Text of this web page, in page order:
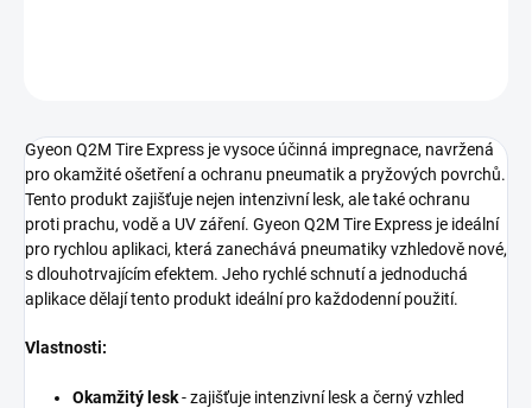
Gyeon Q2M Tire Express je vysoce účinná impregnace, navržená
pro okamžité ošetření a ochranu pneumatik a pryžových povrchů.
Tento produkt zajišťuje nejen intenzivní lesk, ale také ochranu
proti prachu, vodě a UV záření. Gyeon Q2M Tire Express je ideální
pro rychlou aplikaci, která zanechává pneumatiky vzhledově nové,
s dlouhotrvajícím efektem. Jeho rychlé schnutí a jednoduchá
aplikace dělají tento produkt ideální pro každodenní použití.
Vlastnosti:
Okamžitý lesk- zajišťuje intenzivní lesk a černý vzhled